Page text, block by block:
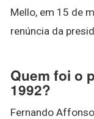
Mello, em 15 de
renúncia da
Quem foi o
1992?
Fernando